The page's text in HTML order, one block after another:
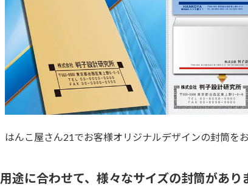
はんこ屋さん21でお客様オリジナルデザインの封筒を
用途に合わせて、様々なサイズの封筒があり